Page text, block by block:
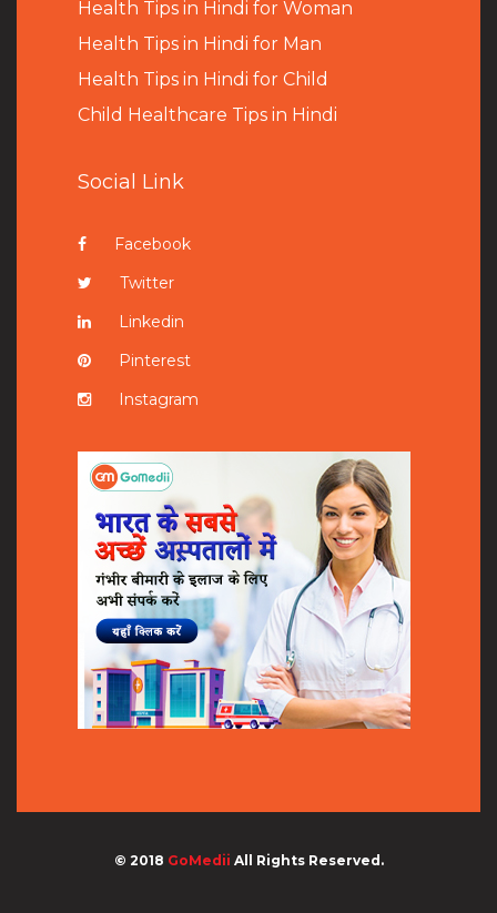
Health Tips in Hindi for Woman
Health Tips in Hindi for Man
Health Tips in Hindi for Child
Child Healthcare Tips in Hindi
Social Link
Facebook
Twitter
Linkedin
Pinterest
Instagram
© 2018 GoMedii All Rights Reserved.